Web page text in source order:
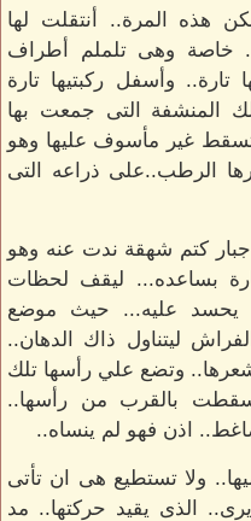
هذه المرة.. أنتقلت لها
خاصة وهى تلملم أطراف
تارة.. وأسفل ركبتيها تارة
المنشفة التى جمعت بها
غير مأسوف عليها وهو
الرطب..على ذراعه التى
كتم شهقة ندت عنه وهو
بساعده... ليقف لحظات
يحسد عليه... حيث موضع
ليتناول ذاك الدهان..
وتضع علي رأسها تلك
بالقرب من رأسها..
اذن فهو لم ينساه..
ولا تستطيع هى ان تأتى
الذى يقيد حركتها.. مد